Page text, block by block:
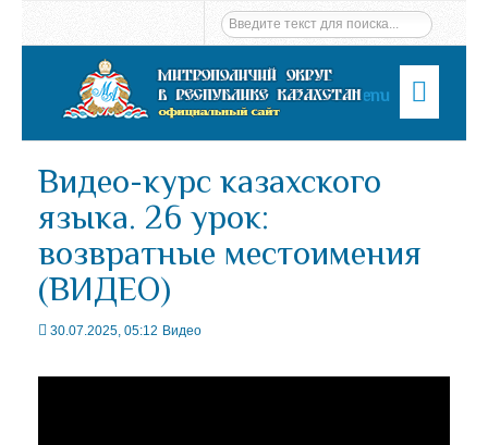
Menu
Видео-курс казахского
языка. 26 урок:
возвратные местоимения
(ВИДЕО)
30.07.2025, 05:12 Видео